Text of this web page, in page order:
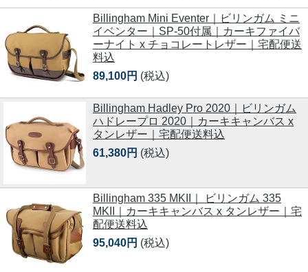
Billingham Mini Eventer｜ビリンガム ミニ
イベンター｜SP-50付属｜カーキファイバ
ーナイト x チョコレートレザー｜宅配便送
料込
89,100円 (税込)
Billingham Hadley Pro 2020｜ビリンガム
ハドレープロ 2020｜カーキキャンバス x
タンレザー｜宅配便送料込
61,380円 (税込)
Billingham 335 MKII｜ ビリンガム 335
MKII｜カーキキャンバス x タンレザー｜宅
配便送料込
95,040円 (税込)